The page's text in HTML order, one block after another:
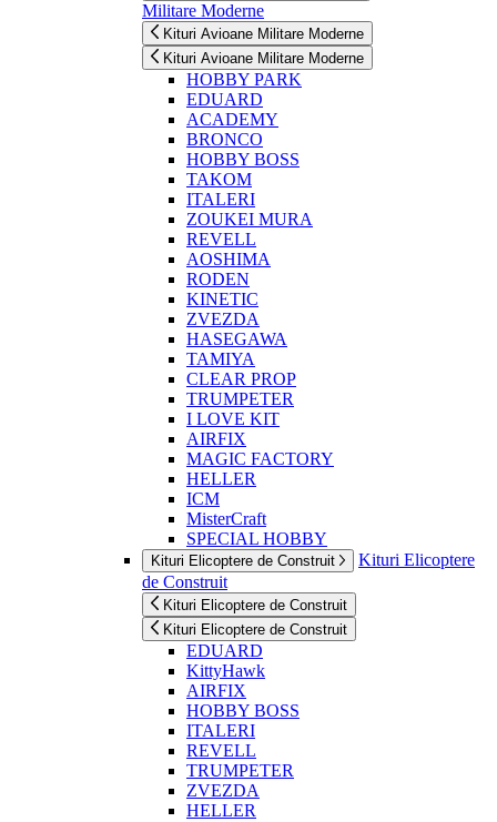
Militare Moderne
Kituri Avioane Militare Moderne
Kituri Avioane Militare Moderne
HOBBY PARK
EDUARD
ACADEMY
BRONCO
HOBBY BOSS
TAKOM
ITALERI
ZOUKEI MURA
REVELL
AOSHIMA
RODEN
KINETIC
ZVEZDA
HASEGAWA
TAMIYA
CLEAR PROP
TRUMPETER
I LOVE KIT
AIRFIX
MAGIC FACTORY
HELLER
ICM
MisterCraft
SPECIAL HOBBY
Kituri Elicoptere de Construit
Kituri Elicoptere
de Construit
Kituri Elicoptere de Construit
Kituri Elicoptere de Construit
EDUARD
KittyHawk
AIRFIX
HOBBY BOSS
ITALERI
REVELL
TRUMPETER
ZVEZDA
HELLER